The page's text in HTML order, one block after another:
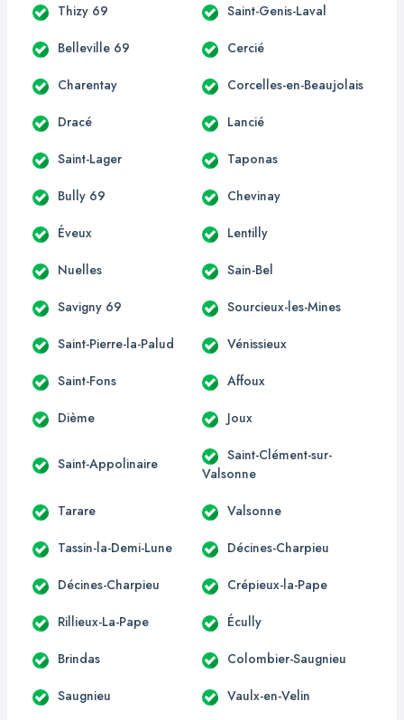
Thizy 69 Saint-Genis-Laval
Belleville 69 Cercié
Charentay Corcelles-en-Beaujolais
Dracé Lancié
Saint-Lager Taponas
Bully 69 Chevinay
Éveux Lentilly
Nuelles Sain-Bel
Savigny 69 Sourcieux-les-Mines
Saint-Pierre-la-Palud Vénissieux
Saint-Fons Affoux
Dième Joux
Saint-Appolinaire
Saint-Clément-sur-
Valsonne
Tarare Valsonne
Tassin-la-Demi-Lune Décines-Charpieu
Décines-Charpieu Crépieux-la-Pape
Rillieux-La-Pape Écully
Brindas Colombier-Saugnieu
Saugnieu Vaulx-en-Velin